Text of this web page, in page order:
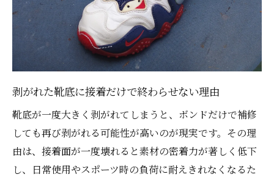
剥がれた靴底に接着だけで終わらせない理由
靴底が一度大きく剥がれてしまうと、ボンドだけで補修
しても再び剥がれる可能性が高いのが現実です。その理
由は、接着面が一度壊れると素材の密着力が著しく低下
し、日常使用やスポーツ時の負荷に耐えきれなくなるた